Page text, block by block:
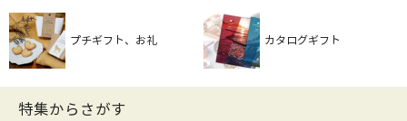
プチギフト、お礼 カタログギフト
特集からさがす